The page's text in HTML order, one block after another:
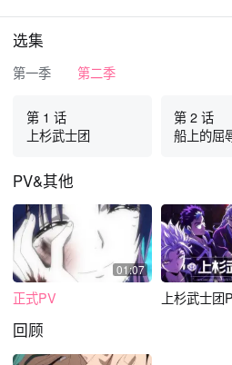
“炮战龙八岐大
尚虎率领的武
种想法翻涌的
入了灭鬼的战
选集
第一季
第二季
第 1 话
上杉武士团
第 2 话
船上的屈
PV&其他
01:07
正式PV 上杉武士团
回顾